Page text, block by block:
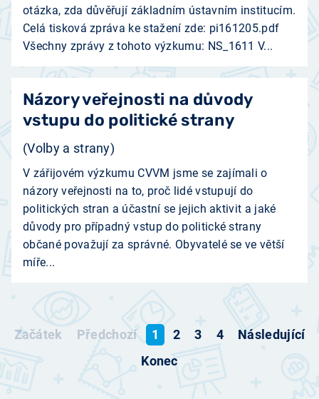
otázka, zda důvěřují základním ústavním institucím.
Celá tisková zpráva ke stažení zde: pi161205.pdf
Všechny zprávy z tohoto výzkumu: NS_1611 V...
Názory veřejnosti na důvody
vstupu do politické strany
(Volby a strany)
V zářijovém výzkumu CVVM jsme se zajímali o
názory veřejnosti na to, proč lidé vstupují do
politických stran a účastní se jejich aktivit a jaké
důvody pro případný vstup do politické strany
občané považují za správné. Obyvatelé se ve větší
míře...
Začátek Předchozí 1 2 3 4
Následující
Konec